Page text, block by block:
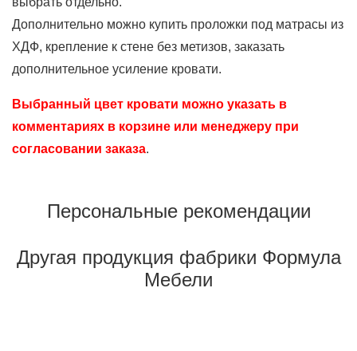
Дополнительно можно купить проложки под матрасы из
ХДФ, крепление к стене без метизов, заказать
дополнительное усиление кровати.
Выбранный цвет кровати можно указать в
комментариях в корзине или менеджеру при
согласовании заказа.
Персональные рекомендации
Другая продукция фабрики Формула
Мебели